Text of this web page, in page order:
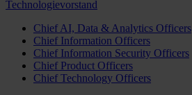
Technologievorstand
Chief AI, Data & Analytics Officers
Chief Information Officers
Chief Information Security Officers
Chief Product Officers
Chief Technology Officers